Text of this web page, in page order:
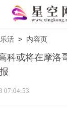
乐活 > 内容页
科或将在摩洛